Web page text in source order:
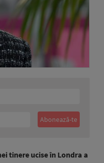
tinere ucise în Londra a